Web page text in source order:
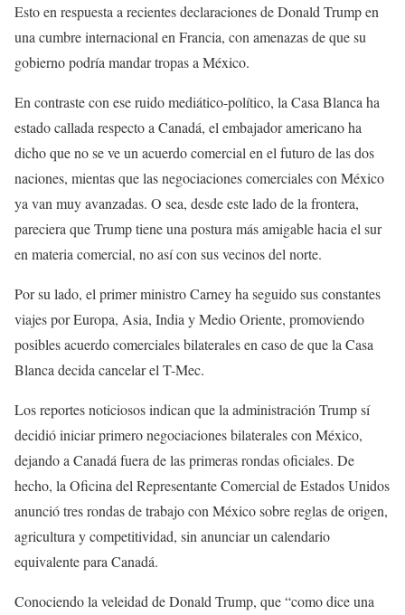
Esto en respuesta a recientes declaraciones de Donald Trump en
una cumbre internacional en Francia, con amenazas de que su
gobierno podría mandar tropas a México.
En contraste con ese ruido mediático-político, la Casa Blanca ha
estado callada respecto a Canadá, el embajador americano ha
dicho que no se ve un acuerdo comercial en el futuro de las dos
naciones, mientas que las negociaciones comerciales con México
ya van muy avanzadas. O sea, desde este lado de la frontera,
pareciera que Trump tiene una postura más amigable hacia el sur
en materia comercial, no así con sus vecinos del norte.
Por su lado, el primer ministro Carney ha seguido sus constantes
viajes por Europa, Asia, India y Medio Oriente, promoviendo
posibles acuerdo comerciales bilaterales en caso de que la Casa
Blanca decida cancelar el T-Mec.
Los reportes noticiosos indican que la administración Trump sí
decidió iniciar primero negociaciones bilaterales con México,
dejando a Canadá fuera de las primeras rondas oficiales. De
hecho, la Oficina del Representante Comercial de Estados Unidos
anunció tres rondas de trabajo con México sobre reglas de origen,
agricultura y competitividad, sin anunciar un calendario
equivalente para Canadá.
Conociendo la veleidad de Donald Trump, que “como dice una